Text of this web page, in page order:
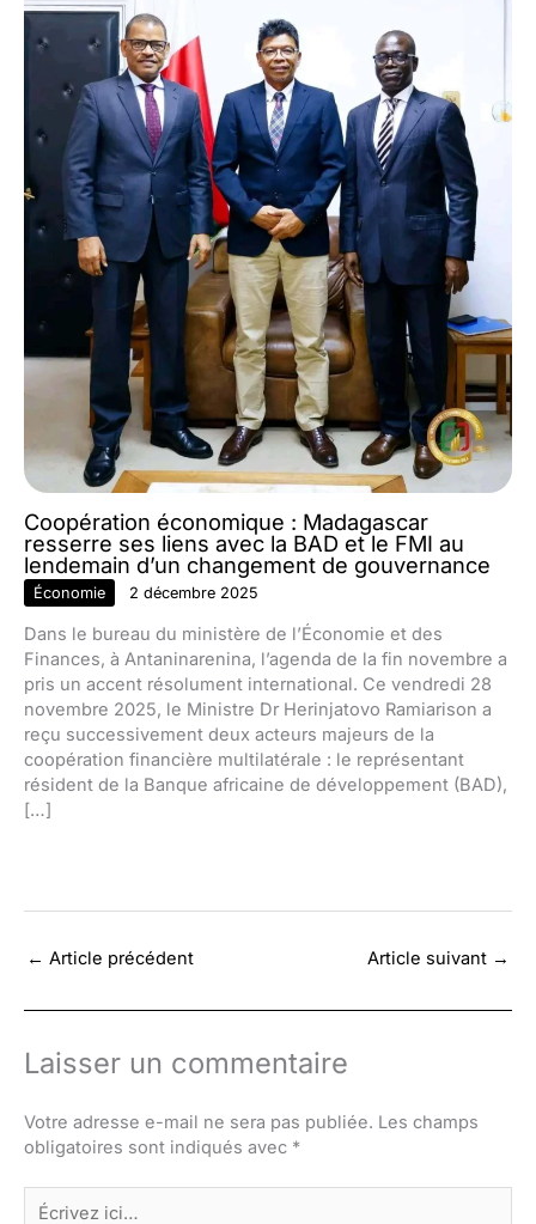
Coopération économique : Madagascar
resserre ses liens avec la BAD et le FMI au
lendemain d’un changement de gouvernance
Économie 2 décembre 2025
Dans le bureau du ministère de l’Économie et des
Finances, à Antaninarenina, l’agenda de la fin novembre a
pris un accent résolument international. Ce vendredi 28
novembre 2025, le Ministre Dr Herinjatovo Ramiarison a
reçu successivement deux acteurs majeurs de la
coopération financière multilatérale : le représentant
résident de la Banque africaine de développement (BAD),
[…]
← Article précédent Article suivant →
Laisser un commentaire
Votre adresse e-mail ne sera pas publiée. Les champs
obligatoires sont indiqués avec *
Écrivez